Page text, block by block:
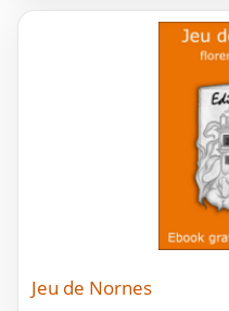
Jeu de Nornes